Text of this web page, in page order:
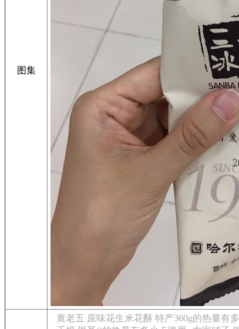
图集
黄老五 原味花生米花酥 特产360g的热量有